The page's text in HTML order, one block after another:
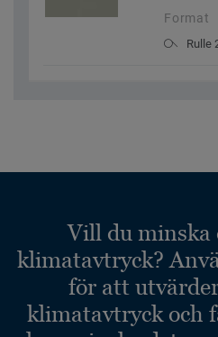
Format
Rulle
Vill du
klimatavtryck?
för att
klimatavtryck och